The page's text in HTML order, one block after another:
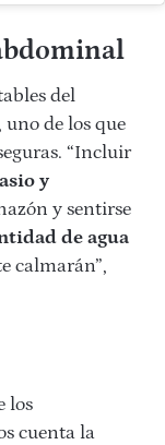
del
de los que
“Incluir
y
y sentirse
de agua
calmarán”,
los
cuenta la